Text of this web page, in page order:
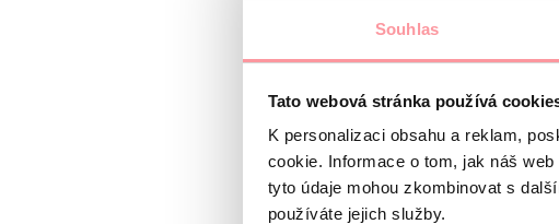
Souhlas
Tato webová stránka používá
K personalizaci obsahu a reklam,
cookie. Informace o tom, jak náš
tyto údaje mohou zkombinovat s
používáte jejich služby.